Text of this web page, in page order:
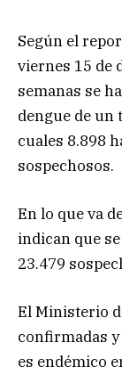
Según el
viernes 15 de
semanas se
dengue de un
cuales 8.898
sospechosos.
En lo que va
indican que
23.479
El Ministerio
confirmadas y
es endémico